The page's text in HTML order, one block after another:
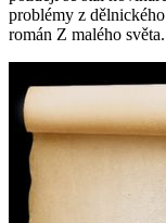
problémy z
román Z malého světa.